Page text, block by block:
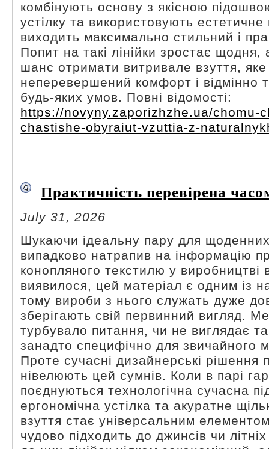
комбінують основу з якісною
устілку та використовують естетичне
виходить максимально стильний і
Попит на такі лінійки зростає
шанс отримати витривале взуття,
неперевершений комфорт і відмінно
будь-яких умов. Повні відомості:
https://novyny.zaporizhzhe.ua/chomu-
chastishe-obyraiut-vzuttia-z-
Практичність перевірена
July 31, 2026
Шукаючи ідеальну пару для
випадково натрапив на інформацію
конопляного текстилю у виробництві
виявилося, цей матеріал є одним із
тому вироби з нього служать дуже
зберігають свій первинний вигляд.
турбувало питання, чи не виглядає
занадто специфічно для звичайного
Проте сучасні дизайнерські рішення
нівелюють цей сумнів. Коли в парі
поєднуються технологічна сучасна
ергономічна устілка та акуратне
взуття стає універсальним
чудово підходить до джинсів чи